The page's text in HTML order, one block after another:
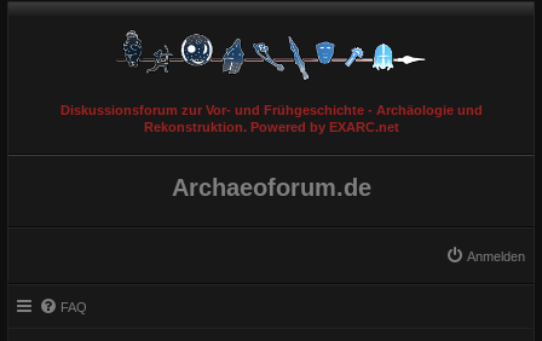
Diskussionsforum zur Vor- und Frühgeschichte - Archäologie und
Rekonstruktion. Powered by EXARC.net
Archaeoforum.de
Anmelden
FAQ